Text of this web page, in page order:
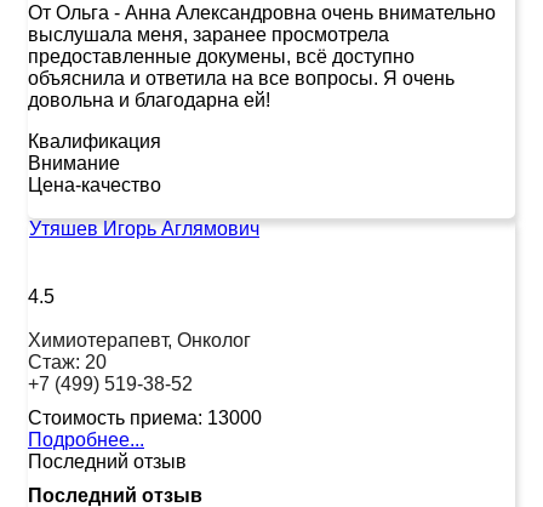
От Ольга - Анна Александровна очень внимательно
выслушала меня, заранее просмотрела
предоставленные докумены, всё доступно
объяснила и ответила на все вопросы. Я очень
довольна и благодарна ей!
Квалификация
Внимание
Цена-качество
Утяшев Игорь Аглямович
4.5
Химиотерапевт, Онколог
Стаж: 20
+7 (499) 519-38-52
Стоимость приема: 13000
Подробнее...
Последний отзыв
Последний отзыв